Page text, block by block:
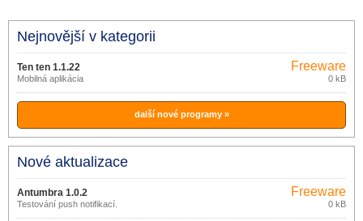
Nejnovější v kategorii
Ten ten 1.1.22
Mobilná aplikácia
Freeware
0 kB
další nové programy »
Nové aktualizace
Antumbra 1.0.2
Testování push notifikací.
Freeware
0 kB